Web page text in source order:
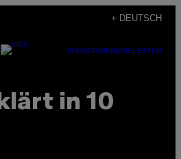
+ DEUTSCH
SUBSCRIBENEWSLETTER
in 10